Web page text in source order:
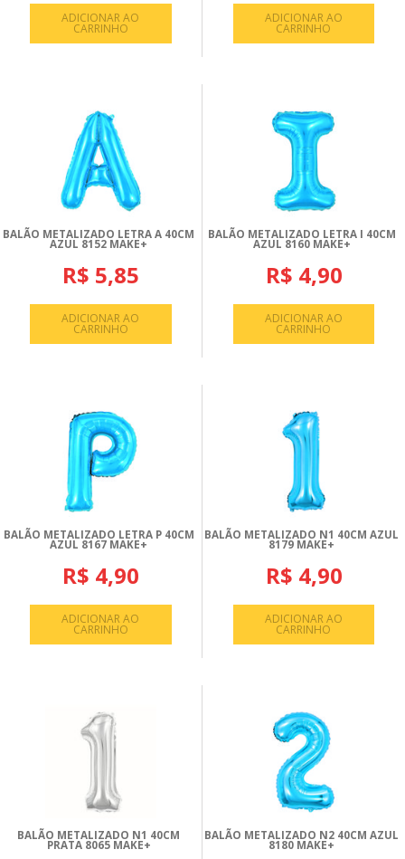
ADICIONAR AO
CARRINHO
ADICIONAR AO
CARRINHO
BALÃO METALIZADO LETRA A 40CM
AZUL 8152 MAKE+
R$ 5,85
ADICIONAR AO
CARRINHO
BALÃO METALIZADO LETRA I 40CM
AZUL 8160 MAKE+
R$ 4,90
ADICIONAR AO
CARRINHO
BALÃO METALIZADO LETRA P 40CM
AZUL 8167 MAKE+
R$ 4,90
ADICIONAR AO
CARRINHO
BALÃO METALIZADO N1 40CM AZUL
8179 MAKE+
R$ 4,90
ADICIONAR AO
CARRINHO
BALÃO METALIZADO N1 40CM
PRATA 8065 MAKE+
BALÃO METALIZADO N2 40CM AZUL
8180 MAKE+